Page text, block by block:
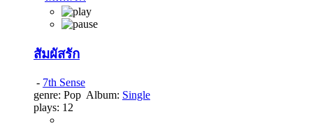
สัมผัสรัก
- 7th Sense
genre: Pop Album: Single
plays: 12